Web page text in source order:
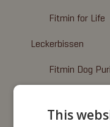
Fitmin for Life
Leckerbissen
Fitmin Dog
Fitmin for Life
This